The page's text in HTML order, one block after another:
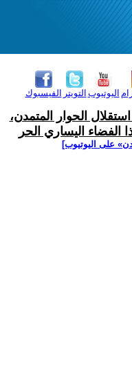
الفيسبوك التويتر اليوتيوب
الحوار المتمدن،
اليساري الحر
على اليوتيوب]